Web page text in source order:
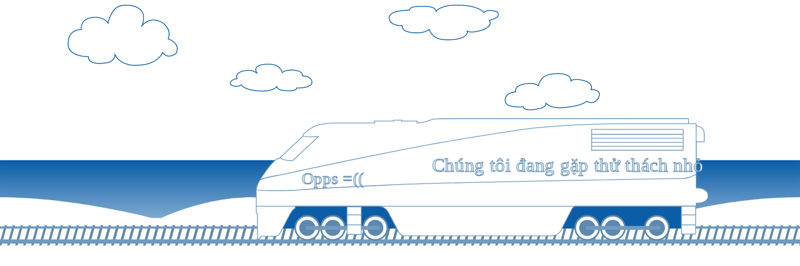
Opps =((
Chúng tôi đang gặp thử thách nhỏ